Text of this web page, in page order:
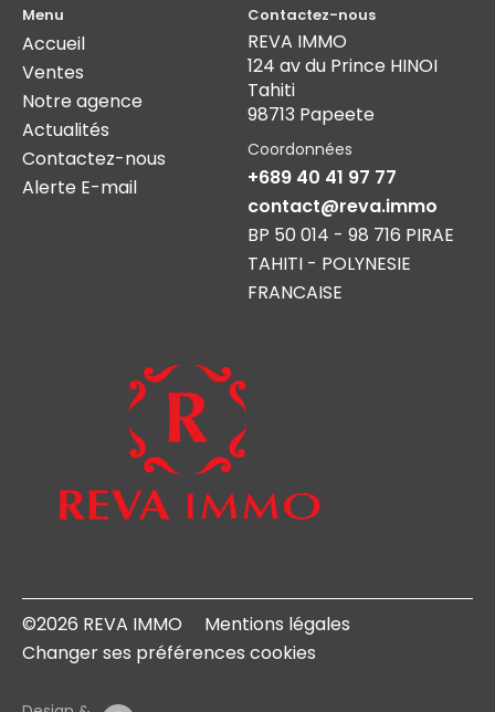
Menu
Accueil
Ventes
Notre agence
Actualités
Contactez-nous
Alerte E-mail
Contactez-nous
REVA IMMO
124 av du Prince HINOI
Tahiti
98713 Papeete
Coordonnées
+689 40 41 97 77
contact@reva.immo
BP 50 014 - 98 716 PIRAE
TAHITI - POLYNESIE
FRANCAISE
©2026 REVA IMMO
Mentions légales
Changer ses préférences cookies